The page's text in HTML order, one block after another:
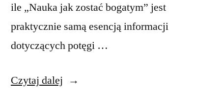
ile „Nauka jak zostać bogatym” jest
praktycznie samą esencją informacji
dotyczących potęgi …
Czytaj dalej „Życie